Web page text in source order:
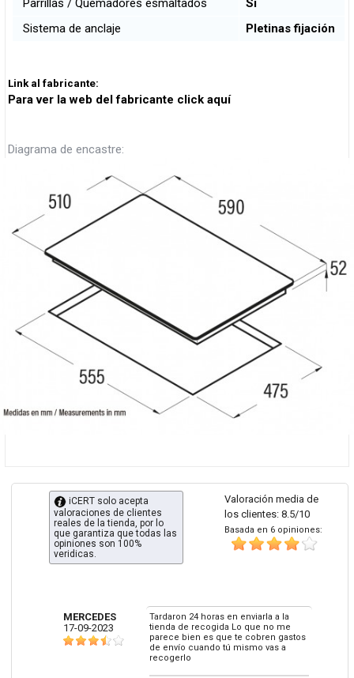
Parrillas / Quemadores esmaltados
Si
Sistema de anclaje
Pletinas fijación
Link al fabricante:
Para ver la web del fabricante click aquí
Diagrama de encastre:
Valoración media de
los clientes: 8.5/10
Basada en 6 opiniones:
iCERT solo acepta
valoraciones de clientes
reales de la tienda, por lo
que garantiza que todas las
opiniones son 100%
veridicas.
MERCEDES
17-09-2023
Tardaron 24 horas en enviarla a la
tienda de recogida Lo que no me
parece bien es que te cobren gastos
de envío cuando tú mismo vas a
recogerlo